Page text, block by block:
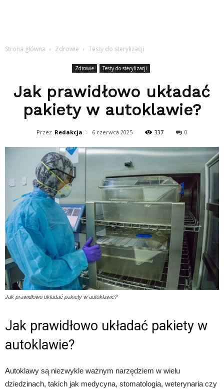
Strona główna Zdrowie Testy do sterylizacji
Zdrowie Testy do sterylizacji
Jak prawidłowo układać
pakiety w autoklawie?
Przez Redakcja - 6 czerwca 2025 337 0
Jak prawidłowo układać pakiety w autoklawie?
Jak prawidłowo układać pakiety w
autoklawie?
Autoklawy są niezwykle ważnym narzędziem w wielu
dziedzinach, takich jak medycyna, stomatologia, weterynaria czy